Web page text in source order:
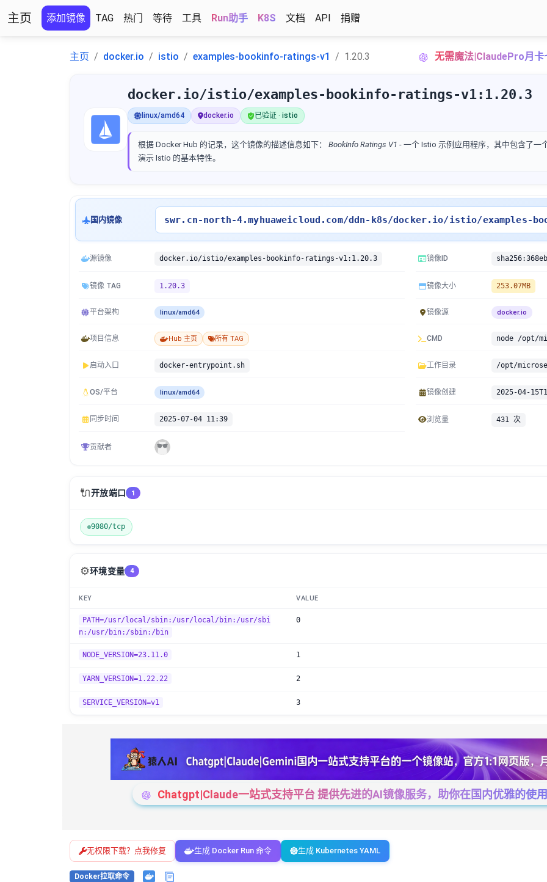
主页 添加镜像 TAG 热门 等待 工具 Run助手 K8S 文档 API 捐赠
主页 docker.io istio examples-bookinfo-ratings-v1 1.20.3 无需魔法|ClaudePro月卡
docker.io/istio/examples-bookinfo-ratings-v1:1.20.3
linux/amd64 docker.io 已验证 · istio
根据 Docker Hub 的记录，这个镜像的描述信息如下： BookInfo Ratings V1 - 一个 Istio 示例应用程序，其中包含了一
演示 Istio 的基本特性。
国内镜像 swr.cn-north-4.myhuaweicloud.com/ddn-k8s/docker.io/istio/examples-
源镜像 docker.io/istio/examples-bookinfo-ratings-v1:1.20.3 镜像ID
镜像 TAG 1.20.3 镜像大小 253.07MB
平台架构 linux/amd64 镜像源 docker.io
项目信息 Hub 主页 所有 TAG CMD node /opt/
启动入口 docker-entrypoint.sh 工作目录 /opt/
OS/平台 linux/amd64 镜像创建 2025-04-
同步时间 2025-07-04 11:39 浏览量 431 次
贡献者
🔌开放端口 1
9080/tcp
⚙️环境变量 4
KEY VALUE
PATH=/usr/local/sbin:/usr/local/bin:/usr/sbi
n:/usr/bin:/sbin:/bin
0
NODE_VERSION=23.11.0 1
YARN_VERSION=1.22.22 2
SERVICE_VERSION=v1 3
Chatgpt|Claude一站式支持平台 提供先进的AI镜像服务，助你在国内优雅的使
无权限下载？点我修复 生成 Docker Run 命令 生成 Kubernetes YAML
Docker拉取命令